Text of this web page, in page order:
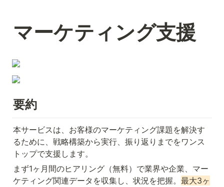
マーケティング支援
要約
本サービスは、お客様のマーケティング課題を解決す
るために、戦略構築から実行、振り返りまでをワンス
トップで支援します。
まず1ヶ月間のヒアリング（無料）で業界や企業、マー
ケティング関連データを収集し、状況を把握。 最大3ヶ